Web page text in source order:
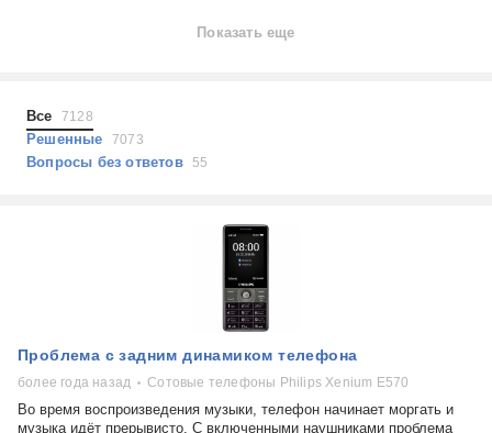
Наушники
Выберите...
не включается
самопроизвольное выключение
выдает ошибку
плохо работает
решение проблемы
Показать еще
Все 7128
Решенные 7073
Вопросы без ответов55
Проблема с задним динамиком телефона
более года назад Сотовые телефоны Philips Xenium E570
Во время воспроизведения музыки, телефон начинает моргать и
музыка идёт прерывисто. С включенными наушниками проблема